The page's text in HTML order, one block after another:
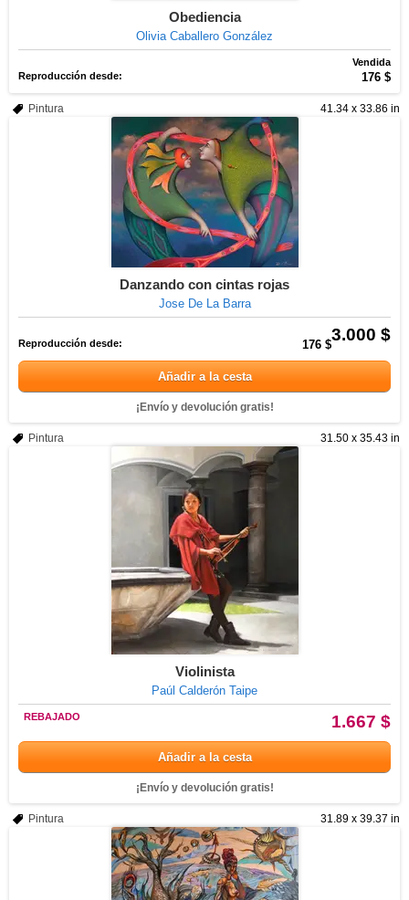
Obediencia
Olivia Caballero González
Vendida
Reproducción desde:
176 $
41.34 x 33.86 in
Pintura
Danzando con cintas rojas
Jose De La Barra
3.000 $
Reproducción desde: 176 $
Añadir a la cesta
¡Envío y devolución gratis!
31.50 x 35.43 in
Pintura
Violinista
Paúl Calderón Taipe
1.667 $
REBAJADO
Añadir a la cesta
¡Envío y devolución gratis!
31.89 x 39.37 in
Pintura